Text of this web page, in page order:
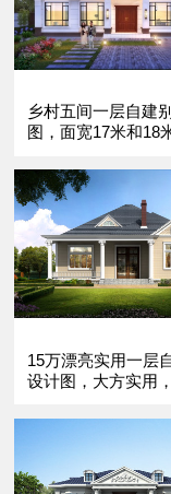
乡村五间一层自建
图，面宽17米和18
15万漂亮实用一层
设计图，大方实用